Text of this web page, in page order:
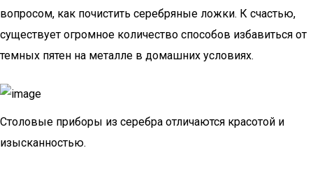
вопросом, как почистить серебряные ложки. К счастью,
существует огромное количество способов избавиться от
темных пятен на металле в домашних условиях.
Столовые приборы из серебра отличаются красотой и
изысканностью.